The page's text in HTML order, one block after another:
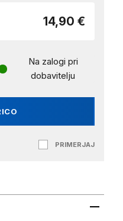
14,90 €
Na zalogi pri
dobavitelju
PRIMERJAJ